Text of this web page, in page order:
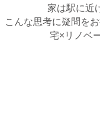
家は駅に近
こんな思考に疑問を
宅×リノベ